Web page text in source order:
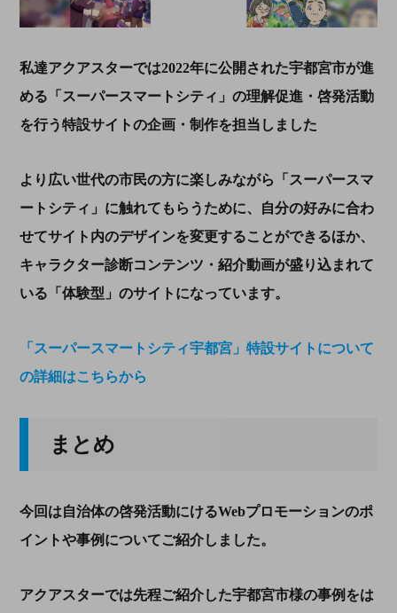
私達アクアスターでは2022年に公開された宇都宮市が進
める「スーパースマートシティ」の理解促進・啓発活動
を行う特設サイトの企画・制作を担当しました
より広い世代の市民の方に楽しみながら「スーパースマ
ートシティ」に触れてもらうために、自分の好みに合わ
せてサイト内のデザインを変更することができるほか、
キャラクター診断コンテンツ・紹介動画が盛り込まれて
いる「体験型」のサイトになっています。
「スーパースマートシティ宇都宮」特設サイトについて
の詳細はこちらから
まとめ
今回は自治体の啓発活動にけるWebプロモーションのポ
イントや事例についてご紹介しました。
アクアスターでは先程ご紹介した宇都宮市様の事例をは